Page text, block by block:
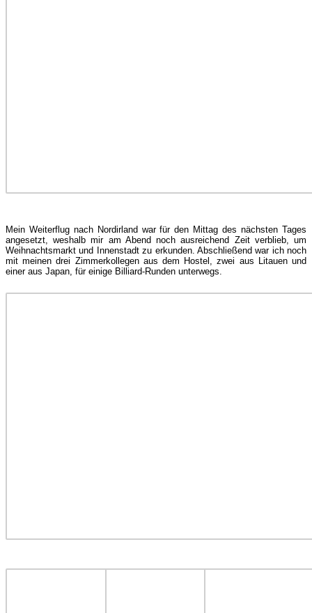
Mein Weiterflug nach Nordirland war für den Mittag des nächsten Tages
angesetzt, weshalb mir am Abend noch ausreichend Zeit verblieb, um
Weihnachtsmarkt und Innenstadt zu erkunden. Abschließend war ich noch
mit meinen drei Zimmerkollegen aus dem Hostel, zwei aus Litauen und
einer aus Japan, für einige Billiard-Runden unterwegs.